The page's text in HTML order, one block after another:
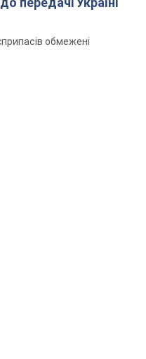
обмежені